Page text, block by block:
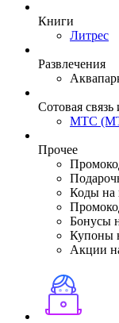
Книги
Литрес
Развлечения
Сотовая связь
МТС
Прочее
Коды на
Бонусы
Купоны
Акции